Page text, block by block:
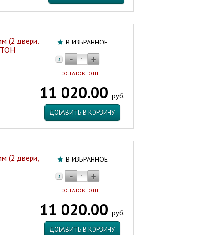
В ИЗБРАННОЕ
ОСТАТОК: 0 ШТ.
11 020.00 руб.
ДОБАВИТЬ В КОРЗИНУ
(2 двери,
В ИЗБРАННОЕ
ОСТАТОК: 0 ШТ.
11 020.00 руб.
ДОБАВИТЬ В КОРЗИНУ
(2 двери,